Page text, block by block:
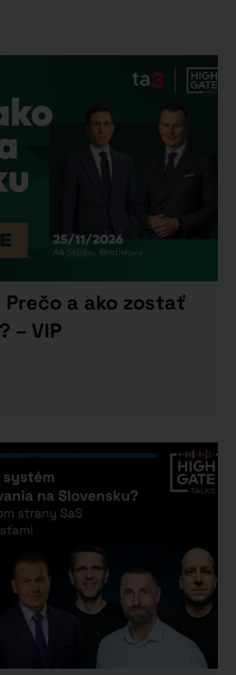
a ako zostať
– VIP